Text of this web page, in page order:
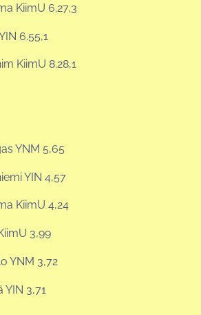
KiimU 6.27,3
6.55,1
KiimU 8.28,1
YNM 5,65
YIN 4,57
KiimU 4,24
3,99
YNM 3,72
YIN 3,71